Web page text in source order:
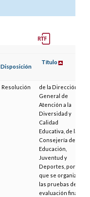
Disposición
Título
Resolución
de la Dirección
General de
Atención a la
Diversidad y
Calidad
Educativa, de la
Consejería de
Educación,
Juventud y
Deportes, por la
que se organiza
las pruebas de
evaluación final